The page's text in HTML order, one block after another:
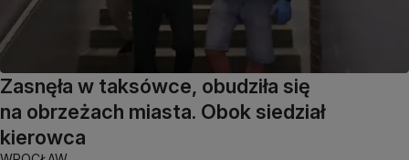
Zasnęła w taksówce, obudziła się
na obrzeżach miasta. Obok siedział
kierowca